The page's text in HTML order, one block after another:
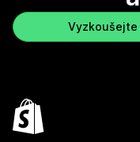
Vyzkoušejte